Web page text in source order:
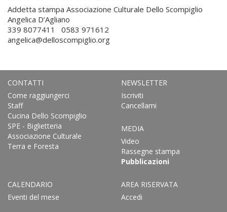
Addetta stampa Associazione Culturale Dello Scompiglio
Angelica D’Agliano
339 8077411 0583 971612
angelica@delloscompiglio.org
CONTATTI
Come raggiungerci
Staff
Cucina Dello Scompiglio
SPE - Biglietteria
Associazione Culturale
Terra e Foresta
NEWSLETTER
Iscriviti
Cancellami
MEDIA
Video
Rassegne stampa
Pubblicazioni
CALENDARIO
Eventi del mese
AREA RISERVATA
Accedi